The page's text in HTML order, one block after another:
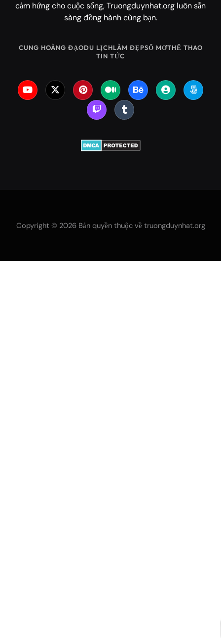
cảm hứng cho cuộc sống, Truongduynhat.org luôn sẵn
sàng đồng hành cùng bạn.
CUNG HOÀNG ĐẠODU LỊCHLÀM ĐẸPSỔ MƠTHỂ THAO
TIN TỨC
Copyright © 2026 Bản quyền thuộc về truongduynhat.org